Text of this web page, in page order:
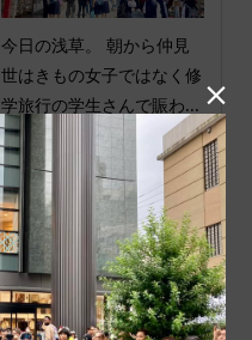
今日の浅草。 朝から仲見
世はきもの女子ではなく修
学旅行の学生さんで賑わ... 